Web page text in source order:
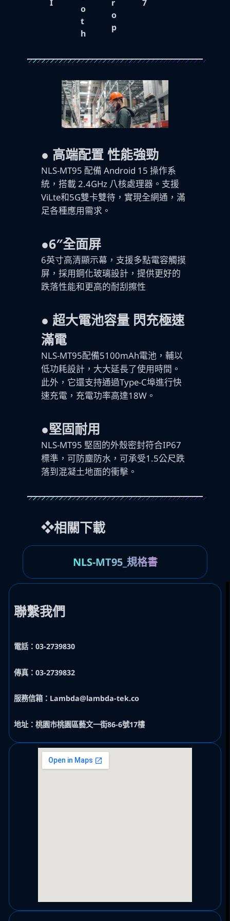
I
o
t
h
r
o
p
7
● 高端配置 性能強勁
NLS-MT95 配備 Android 15 操作系
統，搭載 2.4GHz 八核處理器。支援
ViLte和5G雙卡雙待，實現全網通，滿
足各種應用需求。
●6″全面屏
6英寸高清顯示幕，支援多點電容觸摸
屏，採用鋼化玻璃設計，提供更好的
跌落性能和更高的耐刮擦性
● 超大電池容量 閃充極速
滿電
NLS-MT95配備5100mAh電池，輔以
低功耗設計，大大延長了使用時間。
此外，它還支持通過Type-C埠進行快
速充電，充電功率高達18W。
●堅固耐用
NLS-MT95 堅固的外殼密封符合IP67
標準，可防塵防水，可承受1.5公尺跌
落到混凝土地面的衝擊。
❖相關下載
NLS-MT95_規格書
聯繫我們
電話：03-2739830
傳真：03-2739832
服務信箱：Lambda@lambda-tek.co
地址：桃園市桃園區藝文一街86-6號17樓